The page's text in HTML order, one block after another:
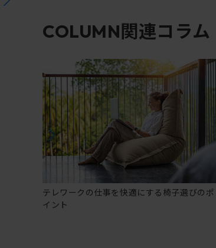
COLUMN関連コラム
テレワークの仕事を快適にする椅子選びのポ
イント